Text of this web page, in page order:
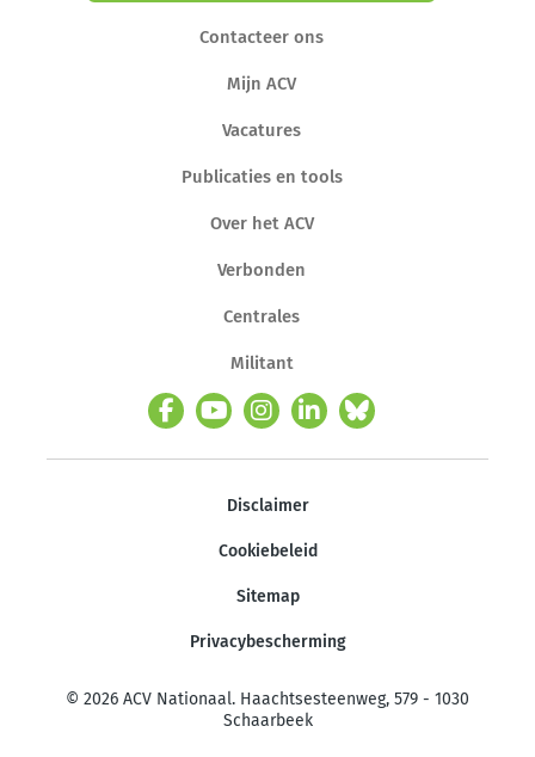
Contacteer ons
Mijn ACV
Vacatures
Publicaties en tools
Over het ACV
Verbonden
Centrales
Militant
Disclaimer
Cookiebeleid
Sitemap
Privacybescherming
© 2026 ACV Nationaal. Haachtsesteenweg, 579 - 1030
Schaarbeek